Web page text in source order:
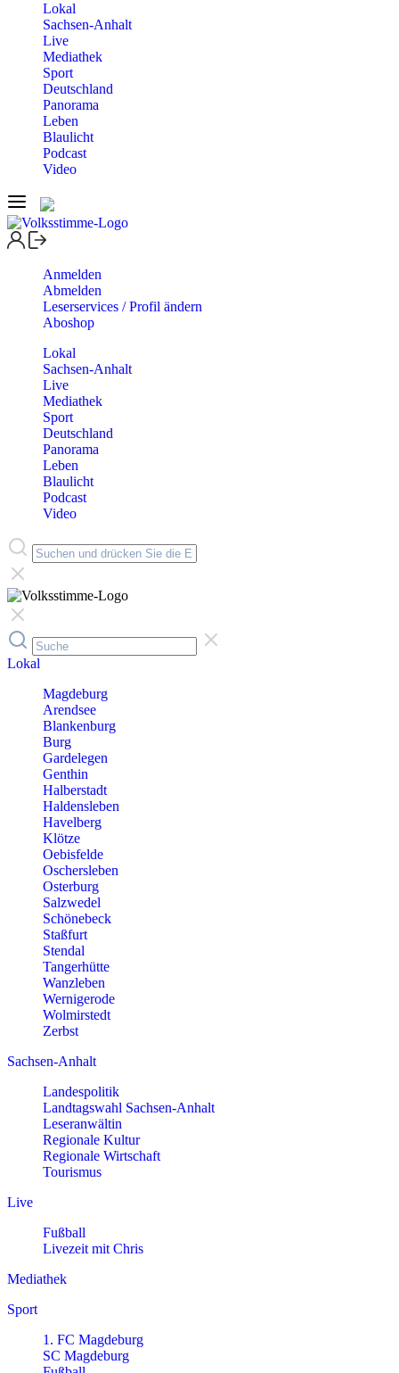
Lokal
Sachsen-Anhalt
Live
Mediathek
Sport
Deutschland
Panorama
Leben
Blaulicht
Podcast
Video
Anmelden
Abmelden
Leserservices / Profil ändern
Aboshop
Lokal
Sachsen-Anhalt
Live
Mediathek
Sport
Deutschland
Panorama
Leben
Blaulicht
Podcast
Video
Lokal
Magdeburg
Arendsee
Blankenburg
Burg
Gardelegen
Genthin
Halberstadt
Haldensleben
Havelberg
Klötze
Oebisfelde
Oschersleben
Osterburg
Salzwedel
Schönebeck
Staßfurt
Stendal
Tangerhütte
Wanzleben
Wernigerode
Wolmirstedt
Zerbst
Sachsen-Anhalt
Landespolitik
Landtagswahl Sachsen-Anhalt
Leseranwältin
Regionale Kultur
Regionale Wirtschaft
Tourismus
Live
Fußball
Livezeit mit Chris
Mediathek
Sport
1. FC Magdeburg
SC Magdeburg